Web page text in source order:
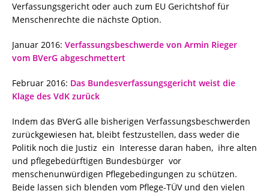
Verfassungsgericht oder auch zum EU Gerichtshof für
Menschenrechte die nächste Option.
Januar 2016: Verfassungsbeschwerde von Armin Rieger
vom BVerG abgeschmettert
Februar 2016: Das Bundesverfassungsgericht weist die
Klage des VdK zurück
Indem das BVerG alle bisherigen Verfassungsbeschwerden
zurückgewiesen hat, bleibt festzustellen, dass weder die
Politik noch die Justiz ein Interesse daran haben, ihre alten
und pflegebedürftigen Bundesbürger vor
menschenunwürdigen Pflegebedingungen zu schützen.
Beide lassen sich blenden vom Pflege-TÜV und den vielen